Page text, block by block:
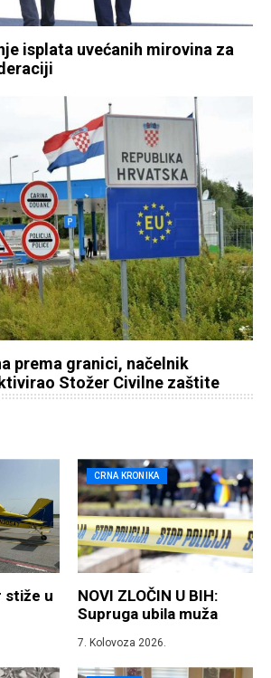
isplata uvećanih mirovina za
prema granici, načelnik
Stožer Civilne zaštite
stiže u
CRNA KRONIKA
NOVI ZLOČIN U BIH:
Supruga ubila muža
7. Kolovoza 2026.